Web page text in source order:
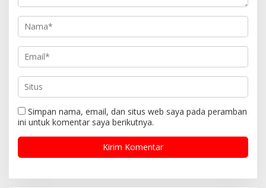
Simpan nama, email, dan situs web saya pada peramban
ini untuk komentar saya berikutnya.